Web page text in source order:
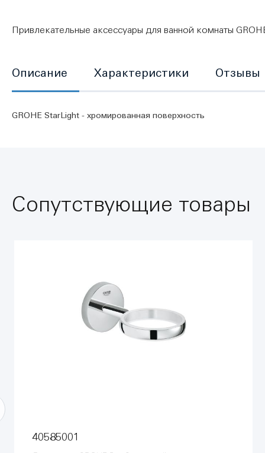
Привлекательные аксессуары для ванной комнаты
Описание
GROHE StarLight - хромированная поверхность
Характеристики Отзывы
Сопутствующие товары
40585001